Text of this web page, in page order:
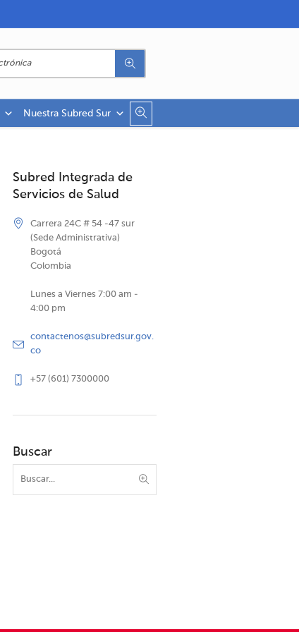
Nuestra Subred Sur
Subred Integrada de
Servicios de Salud
Carrera 24C # 54 -47 sur
(Sede Administrativa)
Bogotá
Colombia
Lunes a Viernes 7:00 am -
4:00 pm
contactenos@subredsur.gov.
co
+57 (601) 7300000
Buscar